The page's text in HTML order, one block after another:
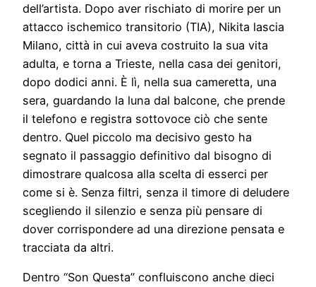
dell’artista. Dopo aver rischiato di morire per un
attacco ischemico transitorio (TIA), Nikita lascia
Milano, città in cui aveva costruito la sua vita
adulta, e torna a Trieste, nella casa dei genitori,
dopo dodici anni. È lì, nella sua cameretta, una
sera, guardando la luna dal balcone, che prende
il telefono e registra sottovoce ciò che sente
dentro. Quel piccolo ma decisivo gesto ha
segnato il passaggio definitivo dal bisogno di
dimostrare qualcosa alla scelta di esserci per
come si è. Senza filtri, senza il timore di deludere
scegliendo il silenzio e senza più pensare di
dover corrispondere ad una direzione pensata e
tracciata da altri.
Dentro “Son Questa” confluiscono anche dieci